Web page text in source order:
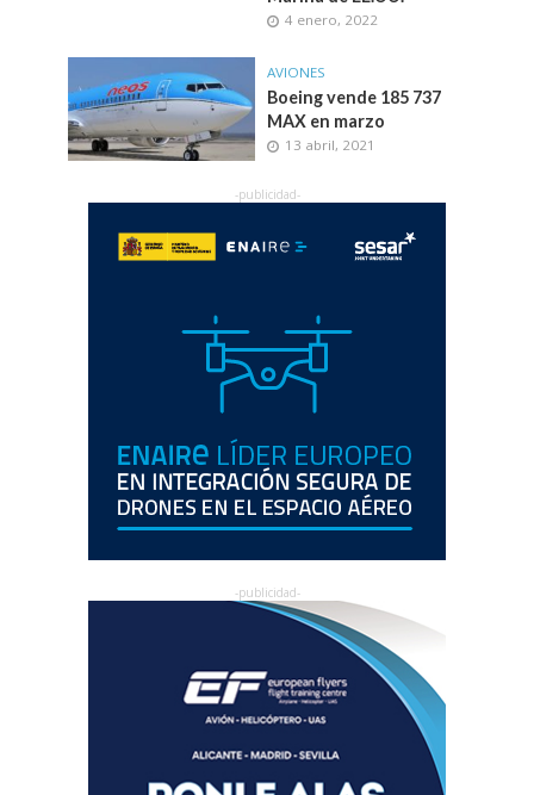
4 enero, 2022
AVIONES
Boeing vende 185 737
MAX en marzo
13 abril, 2021